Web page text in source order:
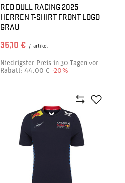
RED BULL RACING 2025
HERREN T-SHIRT FRONT LOGO
GRAU
35,10 € / artikel
Niedrigster Preis in 30 Tagen vor
Rabatt:44,00 € -20%